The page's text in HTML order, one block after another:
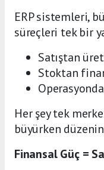
ERP sistemleri,
süreçleri tek bir
Satıştan
Stoktan
Her şey tek
büyürken
Finansal Güç =